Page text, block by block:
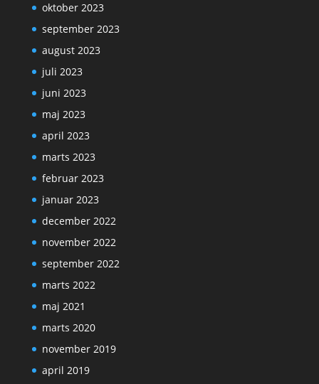
oktober 2023
september 2023
august 2023
juli 2023
juni 2023
maj 2023
april 2023
marts 2023
februar 2023
januar 2023
december 2022
november 2022
september 2022
marts 2022
maj 2021
marts 2020
november 2019
april 2019